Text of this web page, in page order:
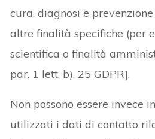
cura, diagnosi e
altre finalità specifiche (per
scientifica o finalità
par. 1 lett. b), 25 GDPR].
Non possono essere invece
utilizzati i dati di contatto